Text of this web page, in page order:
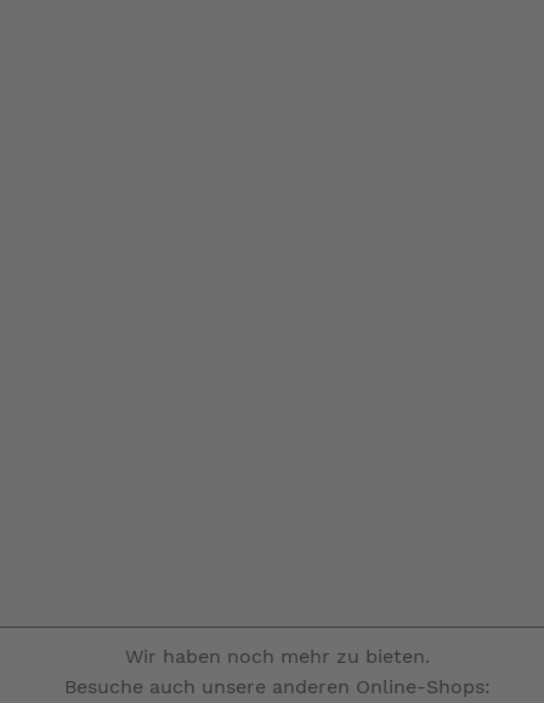
Wir haben noch mehr zu bieten.
Besuche auch unsere anderen Online-Shops: